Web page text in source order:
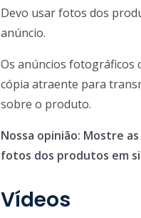
Devo usar fotos dos
anúncio.
Os anúncios fotográficos
cópia atraente para
sobre o produto.
Nossa opinião: Mostre
fotos dos produtos em
Vídeos